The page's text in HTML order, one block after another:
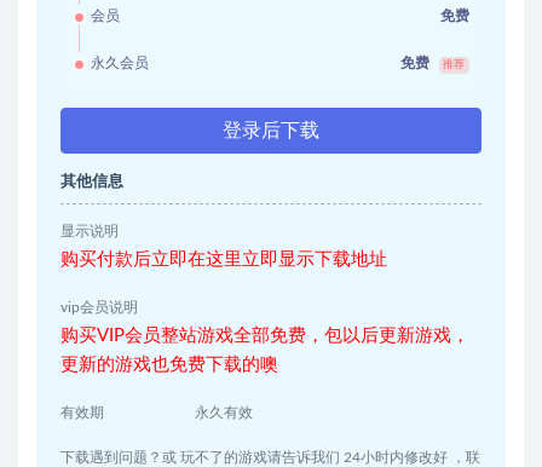
会员 免费
永久会员 免费 推荐
登录后下载
其他信息
显示说明
购买付款后立即在这里立即显示下载地址
vip会员说明
购买VIP会员整站游戏全部免费，包以后更新游戏，
更新的游戏也免费下载的噢
有效期 永久有效
下载遇到问题？或 玩不了的游戏请告诉我们 24小时内修改好 ，联